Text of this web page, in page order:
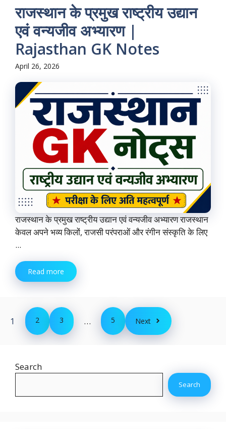
राजस्थान के प्रमुख राष्ट्रीय उद्यान
एवं वन्यजीव अभ्यारण |
Rajasthan GK Notes
April 26, 2026
राजस्थान के प्रमुख राष्ट्रीय उद्यान एवं वन्यजीव अभ्यारण राजस्थान
केवल अपने भव्य किलों, राजसी परंपराओं और रंगीन संस्कृति के लिए
...
Read more
1 2 3 … 5 Next
Search
Search